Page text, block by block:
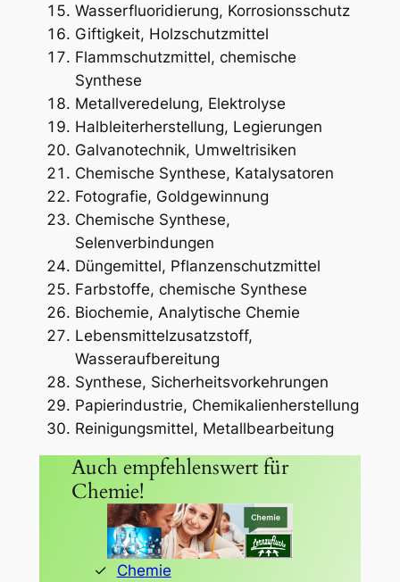
Wasserfluoridierung, Korrosionsschutz
Giftigkeit, Holzschutzmittel
Flammschutzmittel, chemische
Synthese
Metallveredelung, Elektrolyse
Halbleiterherstellung, Legierungen
Galvanotechnik, Umweltrisiken
Chemische Synthese, Katalysatoren
Fotografie, Goldgewinnung
Chemische Synthese,
Selenverbindungen
Düngemittel, Pflanzenschutzmittel
Farbstoffe, chemische Synthese
Biochemie, Analytische Chemie
Lebensmittelzusatzstoff,
Wasseraufbereitung
Synthese, Sicherheitsvorkehrungen
Papierindustrie, Chemikalienherstellung
Reinigungsmittel, Metallbearbeitung
Auch empfehlenswert für
Chemie!
Chemie